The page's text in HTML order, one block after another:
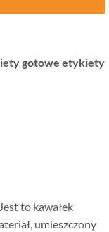
gotowe etykiety
to kawałek
umieszczony